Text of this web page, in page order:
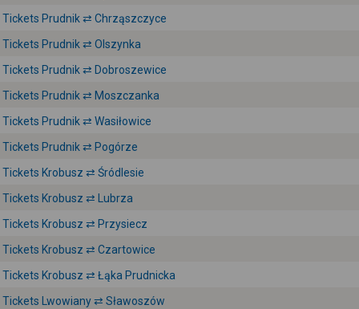
Tickets Prudnik ⇄ Chrząszczyce
Tickets Prudnik ⇄ Olszynka
Tickets Prudnik ⇄ Dobroszewice
Tickets Prudnik ⇄ Moszczanka
Tickets Prudnik ⇄ Wasiłowice
Tickets Prudnik ⇄ Pogórze
Tickets Krobusz ⇄ Śródlesie
Tickets Krobusz ⇄ Lubrza
Tickets Krobusz ⇄ Przysiecz
Tickets Krobusz ⇄ Czartowice
Tickets Krobusz ⇄ Łąka Prudnicka
Tickets Lwowiany ⇄ Sławoszów